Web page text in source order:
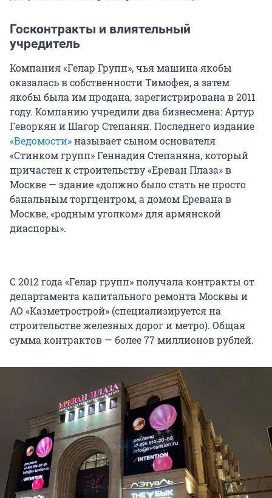
Госконтракты и влиятельный
учредитель
Компания «Гелар Групп», чья машина якобы
оказалась в собственности Тимофея, а затем
якобы была им продана, зарегистрирована в 2011
году. Компанию учредили два бизнесмена: Артур
Геворкян и Шагор Степанян. Последнего издание
«Ведомости»называет сыном основателя
«Стинком групп» Геннадия Степаняна, который
причастен к строительству «Ереван Плаза» в
Москве — здание «должно было стать не просто
банальным торгцентром, а домом Еревана в
Москве, «родным уголком» для армянской
диаспоры».
С 2012 года «Гелар групп» получала контракты от
департамента капитального ремонта Москвы и
АО «Казметрострой» (специализируется на
строительстве железных дорог и метро). Общая
сумма контрактов — более 77 миллионов рублей.